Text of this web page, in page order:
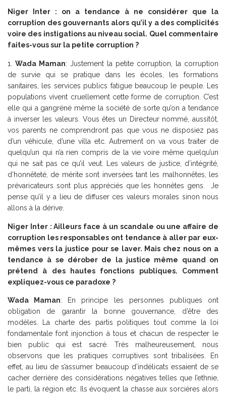
Niger Inter : on a tendance à ne considérer que la
corruption des gouvernants alors qu’il y a des complicités
voire des instigations au niveau social. Quel commentaire
faites-vous sur la petite corruption ?
Wada Maman: Justement la petite corruption, la corruption
de survie qui se pratique dans les écoles, les formations
sanitaires, les services publics fatigue beaucoup le peuple. Les
populations vivent cruellement cette forme de corruption. C’est
elle qui a gangréné même la société de sorte qu’on a tendance
à inverser les valeurs. Vous êtes un Directeur nommé, aussitôt,
vos parents ne comprendront pas que vous ne disposiez pas
d’un véhicule, d’une villa etc. Autrement on va vous traiter de
quelqu’un qui n’a rien compris de la vie voire même quelqu’un
qui ne sait pas ce qu’il veut. Les valeurs de justice, d’intégrité,
d’honnêteté, de mérite sont inversées tant les malhonnêtes, les
prévaricateurs sont plus appréciés que les honnêtes gens. Je
pense qu’il y a lieu de diffuser ces valeurs morales sinon nous
allons à la dérive.
Niger Inter : Ailleurs face à un scandale ou une affaire de
corruption les responsables ont tendance à aller par eux-
mêmes vers la justice pour se laver. Mais chez nous on a
tendance à se dérober de la justice même quand on
prétend à des hautes fonctions publiques. Comment
expliquez-vous ce paradoxe ?
Wada Maman: En principe les personnes publiques ont
obligation de garantir la bonne gouvernance, d’être des
modèles. La charte des partis politiques tout comme la loi
fondamentale font injonction à tous et chacun de respecter le
bien public qui est sacré. Très malheureusement, nous
observons que les pratiques corruptives sont tribalisées. En
effet, au lieu de s’assumer beaucoup d’indélicats essaient de se
cacher derrière des considérations négatives telles que l’ethnie,
le parti, la région etc. Ils évoquent la chasse aux sorcières alors